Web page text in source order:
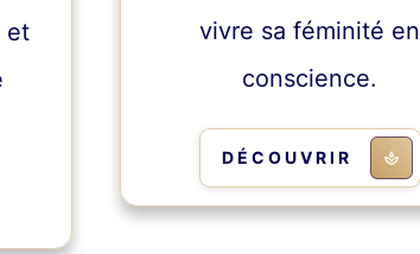
et
vivre sa féminité en
conscience.
DÉCOUVRIR